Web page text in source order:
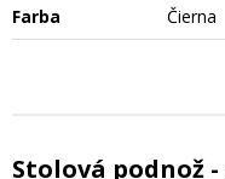
Farba
Čierna
Stolová podnož